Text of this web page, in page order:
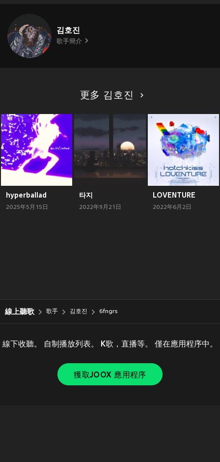
김호진
歌手簡介
更多 김호진
hyperballad
2025年5月15日
타지
2022年9月21日
LOVENTURE
2022年6月2日
線上聽歌 歌手 김호진 6fngrs
線下收聽。 自制播放列表。 K歌，直播等。 僅在應用程序中。
獲取JOOX 應用程序